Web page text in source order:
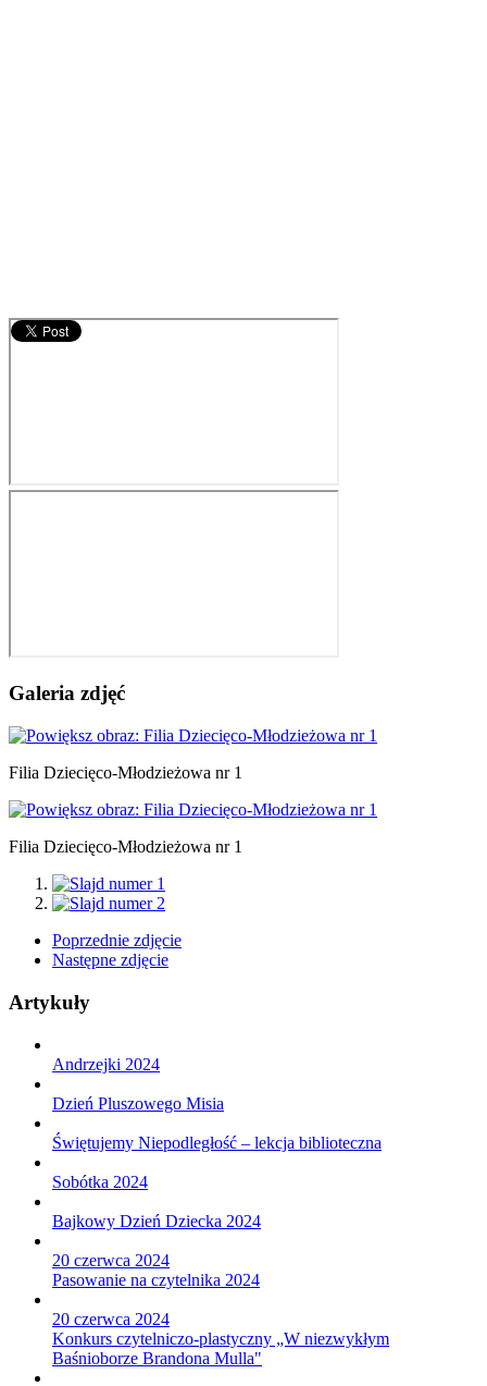
Galeria zdjęć
Filia Dziecięco-Młodzieżowa nr 1
Filia Dziecięco-Młodzieżowa nr 1
Poprzednie zdjęcie
Następne zdjęcie
Artykuły
Andrzejki 2024
Dzień Pluszowego Misia
Świętujemy Niepodległość – lekcja biblioteczna
Sobótka 2024
Bajkowy Dzień Dziecka 2024
20 czerwca 2024
Pasowanie na czytelnika 2024
20 czerwca 2024
Konkurs czytelniczo-plastyczny „W niezwykłym
Baśnioborze Brandona Mulla"